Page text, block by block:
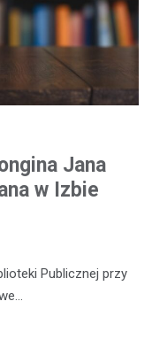
Jana
w Izbie
Publicznej przy